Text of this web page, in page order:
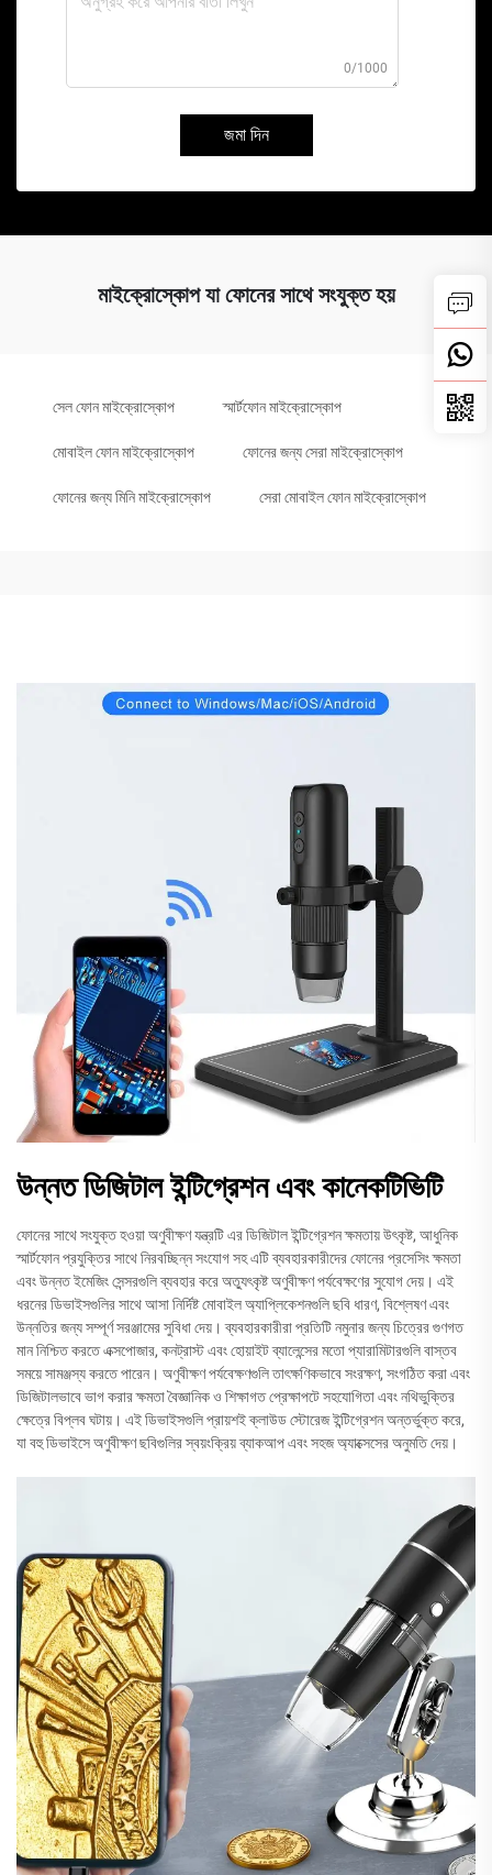
0/1000
জমা দিন
মাইক্রোস্কোপ যা ফোনের সাথে সংযুক্ত হয়
সেল ফোন মাইক্রোস্কোপ স্মার্টফোন মাইক্রোস্কোপ
মোবাইল ফোন মাইক্রোস্কোপ ফোনের জন্য সেরা মাইক্রোস্কোপ
ফোনের জন্য মিনি মাইক্রোস্কোপ সেরা মোবাইল ফোন মাইক্রোস্কোপ
উন্নত ডিজিটাল ইন্টিগ্রেশন এবং কানেকটিভিটি
ফোনের সাথে সংযুক্ত হওয়া অণুবীক্ষণ যন্ত্রটি এর ডিজিটাল ইন্টিগ্রেশন ক্ষমতায় উৎকৃষ্ট, আধুনিক
স্মার্টফোন প্রযুক্তির সাথে নিরবচ্ছিন্ন সংযোগ সহ এটি ব্যবহারকারীদের ফোনের প্রসেসিং ক্ষমতা
এবং উন্নত ইমেজিং সেন্সরগুলি ব্যবহার করে অত্যুৎকৃষ্ট অণুবীক্ষণ পর্যবেক্ষণের সুযোগ দেয়। এই
ধরনের ডিভাইসগুলির সাথে আসা নির্দিষ্ট মোবাইল অ্যাপ্লিকেশনগুলি ছবি ধারণ, বিশ্লেষণ এবং
উন্নতির জন্য সম্পূর্ণ সরঞ্জামের সুবিধা দেয়। ব্যবহারকারীরা প্রতিটি নমুনার জন্য চিত্রের গুণগত
মান নিশ্চিত করতে এক্সপোজার, কনট্রাস্ট এবং হোয়াইট ব্যালেন্সের মতো প্যারামিটারগুলি বাস্তব
সময়ে সামঞ্জস্য করতে পারেন। অণুবীক্ষণ পর্যবেক্ষণগুলি তাৎক্ষণিকভাবে সংরক্ষণ, সংগঠিত করা এবং
ডিজিটালভাবে ভাগ করার ক্ষমতা বৈজ্ঞানিক ও শিক্ষাগত প্রেক্ষাপটে সহযোগিতা এবং নথিভুক্তির
ক্ষেত্রে বিপ্লব ঘটায়। এই ডিভাইসগুলি প্রায়শই ক্লাউড স্টোরেজ ইন্টিগ্রেশন অন্তর্ভুক্ত করে,
যা বহু ডিভাইসে অণুবীক্ষণ ছবিগুলির স্বয়ংক্রিয় ব্যাকআপ এবং সহজ অ্যাক্সেসের অনুমতি দেয়।